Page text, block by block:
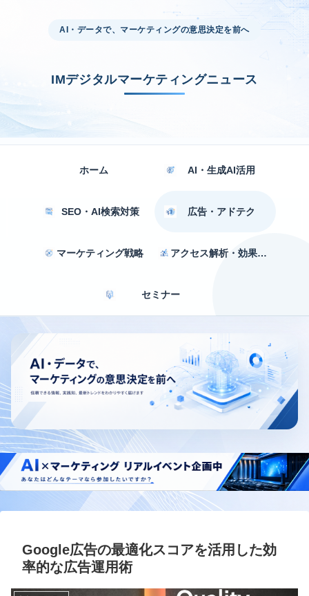
AI・データで、マーケティングの意思決定を前へ
IMデジタルマーケティングニュース
ホーム AI・生成AI活用
SEO・AI検索対策 広告・アドテク
マーケティング戦略 アクセス解析・効果測定
セミナー
Google広告の最適化スコアを活用した効
率的な広告運用術